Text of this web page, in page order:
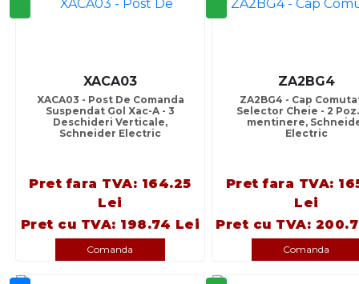
XACA03
XACA03 - Post De Comanda
Suspendat Gol Xac-A - 3
Deschideri Verticale,
Schneider Electric
Pret fara TVA: 164.25
Lei
Pret cu TVA: 198.74 Lei
Comanda
ZA2BG4
ZA2BG4 - Cap
Selector Cheie - 2
mentinere,
Electric
Pret fara TVA:
Lei
Pret cu TVA:
Comanda